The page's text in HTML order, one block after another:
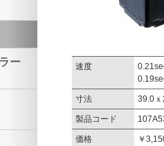
ー
速度
寸法 39.0
製品コード
価格 ￥